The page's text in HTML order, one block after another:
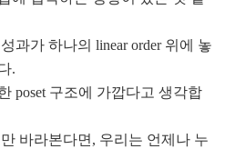
과가 하나의 linear order 위에 놓
.
poset 구조에 가깝다고 생각합
바라본다면 , 우리는 언제나 누